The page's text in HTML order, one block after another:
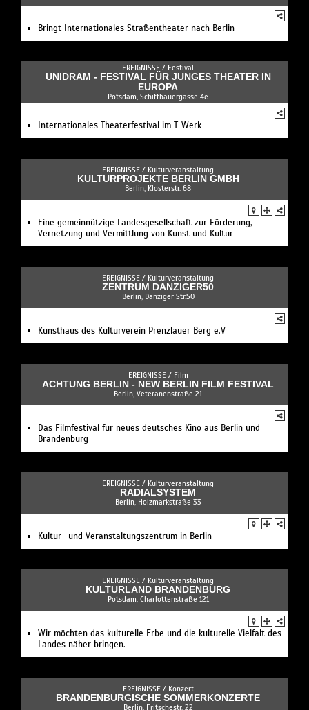
Bringt Internationales Straßentheater nach Berlin
EREIGNISSE / Festival
UNIDRAM - FESTIVAL FÜR JUNGES THEATER IN
EUROPA
Potsdam, Schiffbauergasse 4e
Internationales Theaterfestival im T-Werk
EREIGNISSE / Kulturveranstaltung
KULTURPROJEKTE BERLIN GMBH
Berlin, Klosterstr. 68
Eine gemeinnützige Landesgesellschaft zur Förderung,
Vernetzung und Vermittlung von Kunst und Kultur
EREIGNISSE / Kulturveranstaltung
ZENTRUM DANZIGER50
Berlin, Danziger Str.50
Kunsthaus des Kulturverein Prenzlauer Berg e.V
EREIGNISSE / Film
ACHTUNG BERLIN - NEW BERLIN FILM FESTIVAL
Berlin, Veteranenstraße 21
Das Filmfestival für neues deutsches Kino aus Berlin und
Brandenburg
EREIGNISSE / Kulturveranstaltung
RADIALSYSTEM
Berlin, Holzmarkstraße 33
Kultur- und Veranstaltungszentrum in Berlin
EREIGNISSE / Kulturveranstaltung
KULTURLAND BRANDENBURG
Potsdam, Charlottenstraße 121
Wir möchten das kulturelle Erbe und die kulturelle Vielfalt des
Landes näher bringen.
EREIGNISSE / Konzert
BRANDENBURGISCHE SOMMERKONZERTE
Berlin, Fritschestr. 22